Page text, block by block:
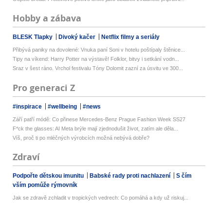
Hobby a zábava
BLESK Tlapky Divoký kačer Netflix filmy a seriály
Přibývá paniky na dovolené: Vnuka paní Soni v hotelu poštípaly štěnice...
Tipy na víkend: Harry Potter na výstavě! Folklor, bitvy i setkání vodn...
Sraz v šest ráno. Vrchol festivalu Tóny Dolomit zazní za úsvitu ve 300...
Pro generaci Z
#inspirace #wellbeing #news
Září patří módě: Co přinese Mercedes-Benz Prague Fashion Week SS27
F*ck the glasses: AI Meta brýle mají zjednodušit život, zatím ale děla...
Víš, proč ti po mléčných výrobcích možná nebývá dobře?
Zdraví
Podpořte dětskou imunitu Babské rady proti nachlazení
S čím
vším pomůže rýmovník
Jak se zdravě zchladit v tropických vedrech: Co pomáhá a kdy už riskuj...